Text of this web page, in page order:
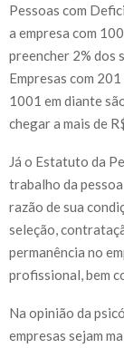
Pessoas com
a empresa com
preencher 2% dos
Empresas com
1001 em diante
chegar a mais de
Já o Estatuto da
trabalho da
razão de sua
seleção,
permanência no
profissional, bem
Na opinião da
empresas sejam